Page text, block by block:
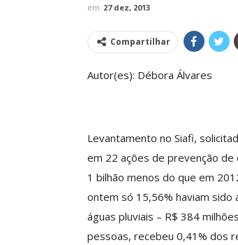
em 27 dez, 2013
Compartilhar
Autor(es): Débora Álvares
Levantamento no Siafi,
em 22 ações de prevenção de
1 bilhão menos do que em
ontem só 15,56% haviam sido
águas pluviais – R$ 384
pessoas, recebeu 0,41% dos